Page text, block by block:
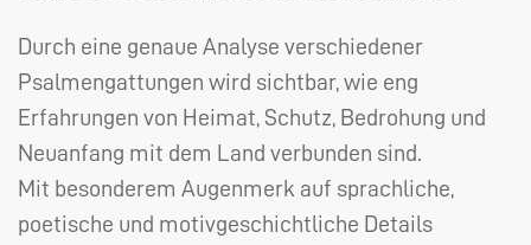
Durch eine genaue Analyse verschiedener
Psalmengattungen wird sichtbar, wie eng
Erfahrungen von Heimat, Schutz, Bedrohung und
Neuanfang mit dem Land verbunden sind.
Mit besonderem Augenmerk auf sprachliche,
poetische und motivgeschichtliche Details